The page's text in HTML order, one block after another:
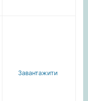
Завантажити